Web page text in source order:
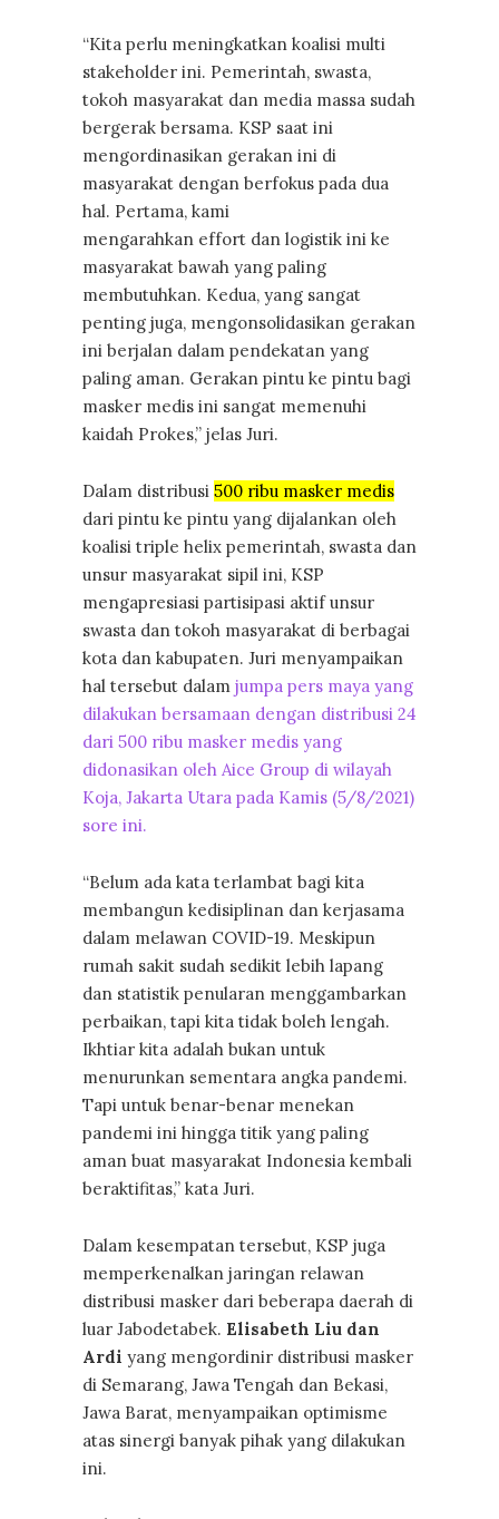
“Kita perlu meningkatkan koalisi multi
stakeholder ini. Pemerintah, swasta,
tokoh masyarakat dan media massa sudah
bergerak bersama. KSP saat ini
mengordinasikan gerakan ini di
masyarakat dengan berfokus pada dua
hal. Pertama, kami
mengarahkan effort dan logistik ini ke
masyarakat bawah yang paling
membutuhkan. Kedua, yang sangat
penting juga, mengonsolidasikan gerakan
ini berjalan dalam pendekatan yang
paling aman. Gerakan pintu ke pintu bagi
masker medis ini sangat memenuhi
kaidah Prokes,” jelas Juri.
Dalam distribusi 500 ribu masker medis
dari pintu ke pintu yang dijalankan oleh
koalisi triple helix pemerintah, swasta dan
unsur masyarakat sipil ini, KSP
mengapresiasi partisipasi aktif unsur
swasta dan tokoh masyarakat di berbagai
kota dan kabupaten. Juri menyampaikan
hal tersebut dalam jumpa pers maya yang
dilakukan bersamaan dengan distribusi 24
dari 500 ribu masker medis yang
didonasikan oleh Aice Group di wilayah
Koja, Jakarta Utara pada Kamis (5/8/2021)
sore ini.
“Belum ada kata terlambat bagi kita
membangun kedisiplinan dan kerjasama
dalam melawan COVID-19. Meskipun
rumah sakit sudah sedikit lebih lapang
dan statistik penularan menggambarkan
perbaikan, tapi kita tidak boleh lengah.
Ikhtiar kita adalah bukan untuk
menurunkan sementara angka pandemi.
Tapi untuk benar-benar menekan
pandemi ini hingga titik yang paling
aman buat masyarakat Indonesia kembali
beraktifitas,” kata Juri.
Dalam kesempatan tersebut, KSP juga
memperkenalkan jaringan relawan
distribusi masker dari beberapa daerah di
luar Jabodetabek. Elisabeth Liu dan
Ardi yang mengordinir distribusi masker
di Semarang, Jawa Tengah dan Bekasi,
Jawa Barat, menyampaikan optimisme
atas sinergi banyak pihak yang dilakukan
ini.